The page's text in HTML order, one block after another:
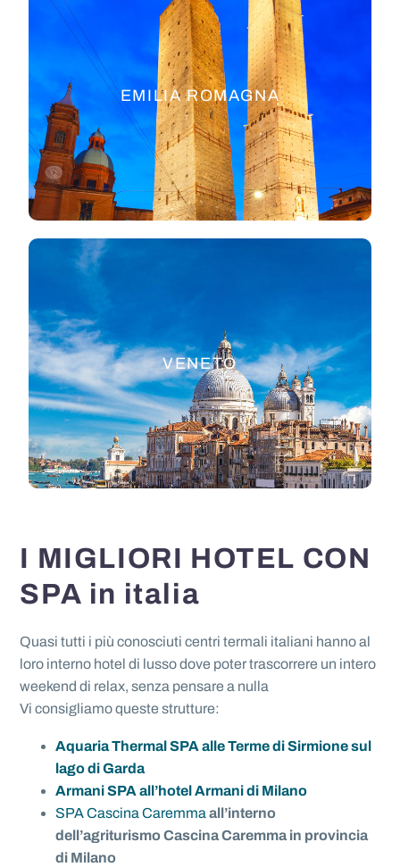
EMILIA ROMAGNA
VENETO
I MIGLIORI HOTEL CON
SPA in italia
Quasi tutti i più conosciuti centri termali italiani hanno al
loro interno hotel di lusso dove poter trascorrere un intero
weekend di relax, senza pensare a nulla
Vi consigliamo queste strutture:
Aquaria Thermal SPA alle Terme di Sirmione sul
lago di Garda
Armani SPA all’hotel Armani di Milano
SPA Cascina Caremma all’interno
dell’agriturismo Cascina Caremma in provincia
di Milano